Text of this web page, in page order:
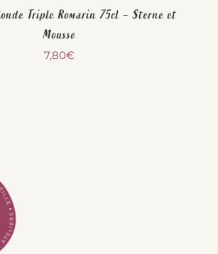
Triple Romarin 75cl – Sterne et
Mousse
7,80€